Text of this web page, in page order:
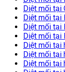
Diệt mối tại
Diệt mối tại
Diệt mối tại
Diệt mối tại
Diệt mối tại
Diệt mối tại
Diệt mối tại